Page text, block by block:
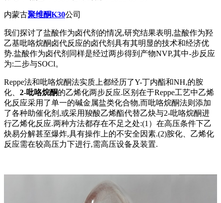
内蒙古聚维酮K30公司
我们探讨了盐酸作为卤代剂的情况,研究结果表明,盐酸作为羟
乙基吡咯烷酮卤代反应的卤代剂具有其明显的技术和经济优
势.盐酸作为卤代剂同样是经过两步得到产物NVP,其中-步反应
为:二步与SOCl。
Reppe法和吡咯烷酮法实质上都经历了Y-丁内酯和NH,的胺
化、 2-吡咯烷酮的乙烯化两步反应.区别在于Reppe工艺中乙烯
化反应采用了单一的碱金属盐类化合物,而吡咯烷酮法则添加
了各种助催化剂,或采用羧酸乙烯酯代替乙炔与2-吡咯烷酮进
行乙烯化反应.两种方法都存在不足之处:(1）在高压条件下乙
炔易分解甚至爆炸,具有操作上的不安全因素.(2)胺化、乙烯化
反应需在较高压力下进行,需高压设备及装置.